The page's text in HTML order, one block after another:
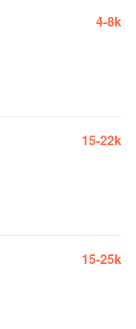
4-8k
15-22k
15-25k